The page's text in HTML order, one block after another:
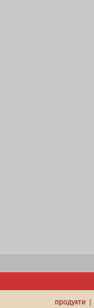
продукти